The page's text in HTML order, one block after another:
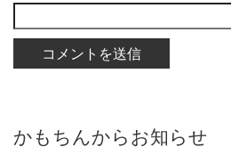
かもちんからお知らせ